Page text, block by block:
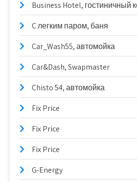
Business Hotel, гостиничный
C легким паром, баня
Car_Wash55, автомойка
Car&Dash, Swapmaster
Chisto 54, автомойка
Fix Price
Fix Price
Fix Price
G-Energy